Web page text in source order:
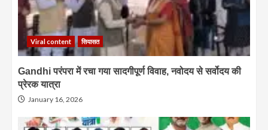
Viral content सियासत
Gandhi परंपरा में रचा गया सादगीपूर्ण विवाह, नवोदय से सर्वोदय की
प्रेरक यात्रा
January 16, 2026